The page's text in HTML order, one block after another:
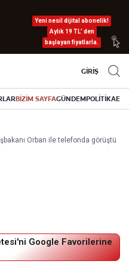
Yeni nesil dijital abonelik!
Aylık 19 TL’ den
başlayan fiyatlarla.
GİRİŞ
BİZİM SAYFAGÜNDEMPOLİTİKA
Orban ile telefonda görüştü
Google Favorilerine